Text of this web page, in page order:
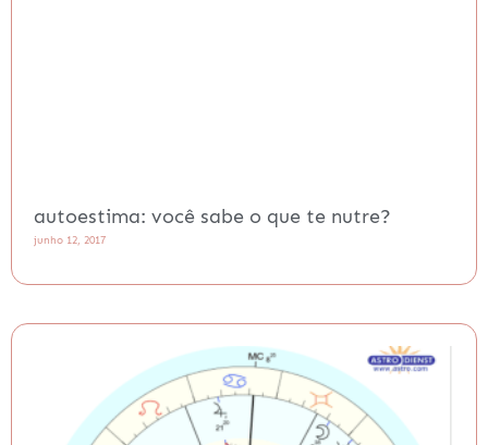
autoestima: você sabe o que te nutre?
junho 12, 2017